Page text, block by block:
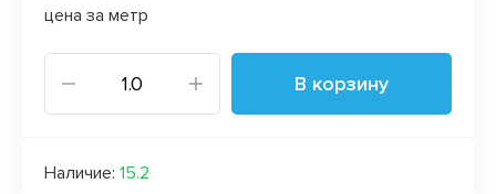
цена за метр
В корзину
Наличие: 15.2